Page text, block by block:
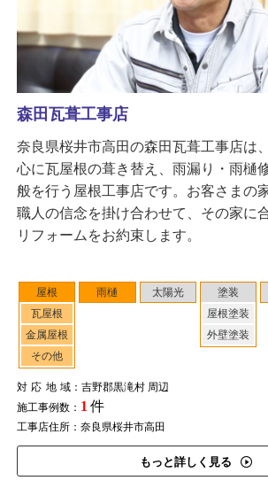
屋根
瓦屋根
金属屋根
その他
雨樋 太陽光
塗装
屋根塗装
外壁塗装
対応地域：吉野郡黒滝村 周辺
施工事例数： 1 件
工事店住所：奈良県桜井市高田
もっと詳しく見る
森田瓦葺工事店
奈良県桜井市高田の森田瓦葺工事店は
心に瓦屋根の葺き替え、雨漏り・雨樋
般を行う屋根工事店です。お客さまの
職人の信念を掛け合わせて、その家に
リフォームをお約束します。